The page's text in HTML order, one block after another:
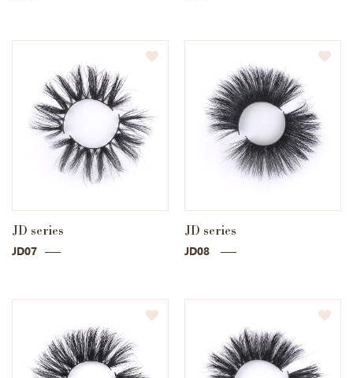
JD series
JD07
JD series
JD08